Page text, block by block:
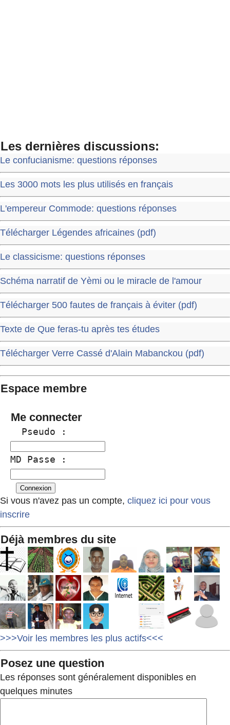
Les dernières discussions:
Le confucianisme: questions réponses
Les 3000 mots les plus utilisés en français
L'empereur Commode: questions réponses
Télécharger Légendes africaines (pdf)
Le classicisme: questions réponses
Schéma narratif de Yèmi ou le miracle de l'amour
Télécharger 500 fautes de français à éviter (pdf)
Texte de Que feras-tu après tes études
Télécharger Verre Cassé d'Alain Mabanckou (pdf)
Espace membre
Me connecter
  Pseudo :
MD Passe :
Si vous n'avez pas un compte, cliquez ici pour vous
inscrire
Déjà membres du site
>>>Voir les membres les plus actifs<<<
Posez une question
Les réponses sont généralement disponibles en
quelques minutes